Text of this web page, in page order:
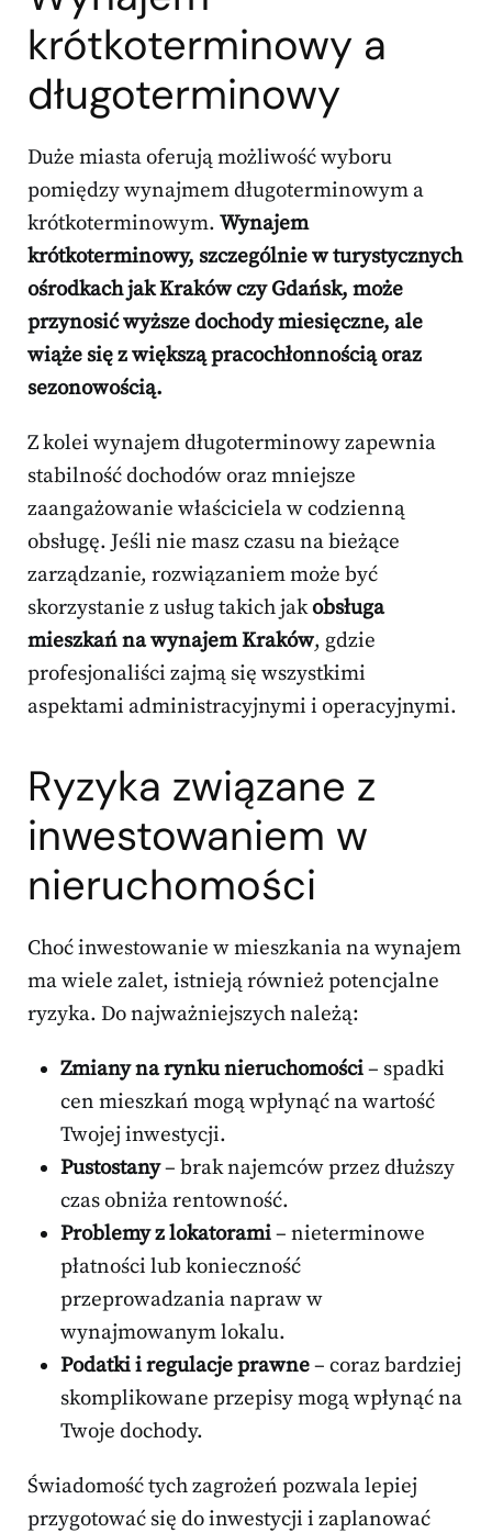
krótkoterminowy a
długoterminowy
Duże miasta oferują możliwość wyboru
pomiędzy wynajmem długoterminowym a
krótkoterminowym. Wynajem
krótkoterminowy, szczególnie w turystycznych
ośrodkach jak Kraków czy Gdańsk, może
przynosić wyższe dochody miesięczne, ale
wiąże się z większą pracochłonnością oraz
sezonowością.
Z kolei wynajem długoterminowy zapewnia
stabilność dochodów oraz mniejsze
zaangażowanie właściciela w codzienną
obsługę. Jeśli nie masz czasu na bieżące
zarządzanie, rozwiązaniem może być
skorzystanie z usług takich jakobsługa
mieszkań na wynajem Kraków, gdzie
profesjonaliści zajmą się wszystkimi
aspektami administracyjnymi i operacyjnymi.
Ryzyka związane z
inwestowaniem w
nieruchomości
Choć inwestowanie w mieszkania na wynajem
ma wiele zalet, istnieją również potencjalne
ryzyka. Do najważniejszych należą:
Zmiany na rynku nieruchomości– spadki
cen mieszkań mogą wpłynąć na wartość
Twojej inwestycji.
Pustostany– brak najemców przez dłuższy
czas obniża rentowność.
Problemy z lokatorami– nieterminowe
płatności lub konieczność
przeprowadzania napraw w
wynajmowanym lokalu.
Podatki i regulacje prawne– coraz bardziej
skomplikowane przepisy mogą wpłynąć na
Twoje dochody.
Świadomość tych zagrożeń pozwala lepiej
przygotować się do inwestycji i zaplanować